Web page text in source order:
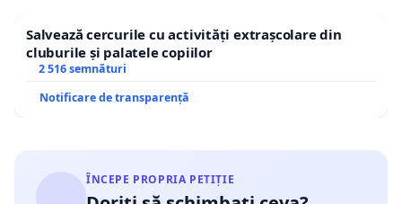
Salvează cercurile cu activități extrașcolare din
cluburile și palatele copiilor
2 516 semnături
Notificare de transparență
ÎNCEPE PROPRIA PETIȚIE